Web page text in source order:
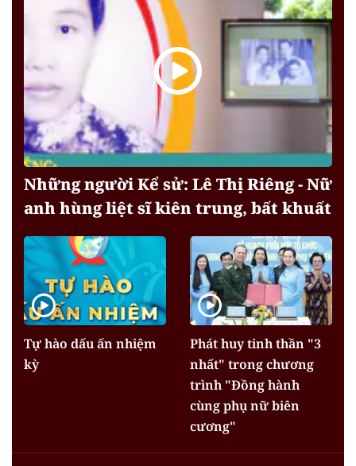
Những người Kể sử: Lê Thị Riêng - Nữ
anh hùng liệt sĩ kiên trung, bất khuất
Tự hào dấu ấn nhiệm
kỳ
Phát huy tinh thần "3
nhất" trong chương
trình "Đồng hành
cùng phụ nữ biên
cương"